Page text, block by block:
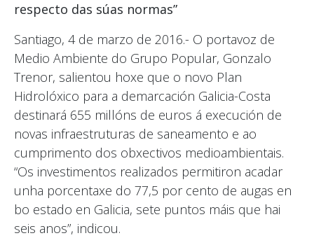
respecto das súas normas”
Santiago, 4 de marzo de 2016.- O portavoz de
Medio Ambiente do Grupo Popular, Gonzalo
Trenor, salientou hoxe que o novo Plan
Hidrolóxico para a demarcación Galicia-Costa
destinará 655 millóns de euros á execución de
novas infraestruturas de saneamento e ao
cumprimento dos obxectivos medioambientais.
“Os investimentos realizados permitiron acadar
unha porcentaxe do 77,5 por cento de augas en
bo estado en Galicia, sete puntos máis que hai
seis anos”, indicou.